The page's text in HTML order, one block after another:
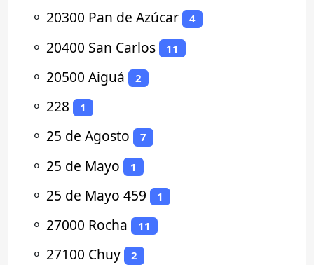
⚬ 20300 Pan de Azúcar 4
⚬ 20400 San Carlos 11
⚬ 20500 Aiguá 2
⚬ 228 1
⚬ 25 de Agosto 7
⚬ 25 de Mayo 1
⚬ 25 de Mayo 459 1
⚬ 27000 Rocha 11
⚬ 27100 Chuy 2